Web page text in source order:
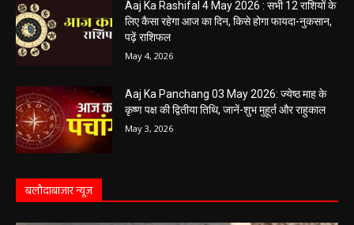
Aaj Ka Rashifal 4 May 2026 : सभी 12 राशियों के
लिए कैसा रहेगा आज का दिन, किसे होगा फायदा-नुकसान,
पढ़ें राशिफल
May 4, 2026
Aaj Ka Panchang 03 May 2026: ज्येष्ठ माह के
कृष्ण पक्ष की द्वितीया तिथि, जानें-शुभ मुहूर्त और राहुकाल
May 3, 2026
बलौदाबाज़ार न्यूज़